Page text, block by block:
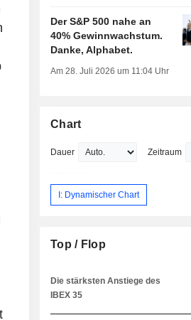
Der S&P 500 nahe an
40% Gewinnwachstum.
Danke, Alphabet.
Am 28. Juli 2026 um 11:04 Uhr
Chart
Dauer Zeitraum
I: Dynamischer Chart
Top / Flop
Die stärksten Anstiege des
IBEX 35